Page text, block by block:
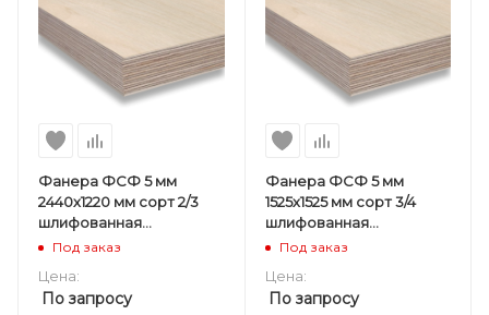
Фанера ФСФ 5 мм
2440х1220 мм сорт 2/3
шлифованная
березовая
Под заказ
Цена:
По запросу
Фанера ФСФ 5 мм
1525х1525 мм сорт 3/4
шлифованная
березовая
Под заказ
Цена:
По запросу